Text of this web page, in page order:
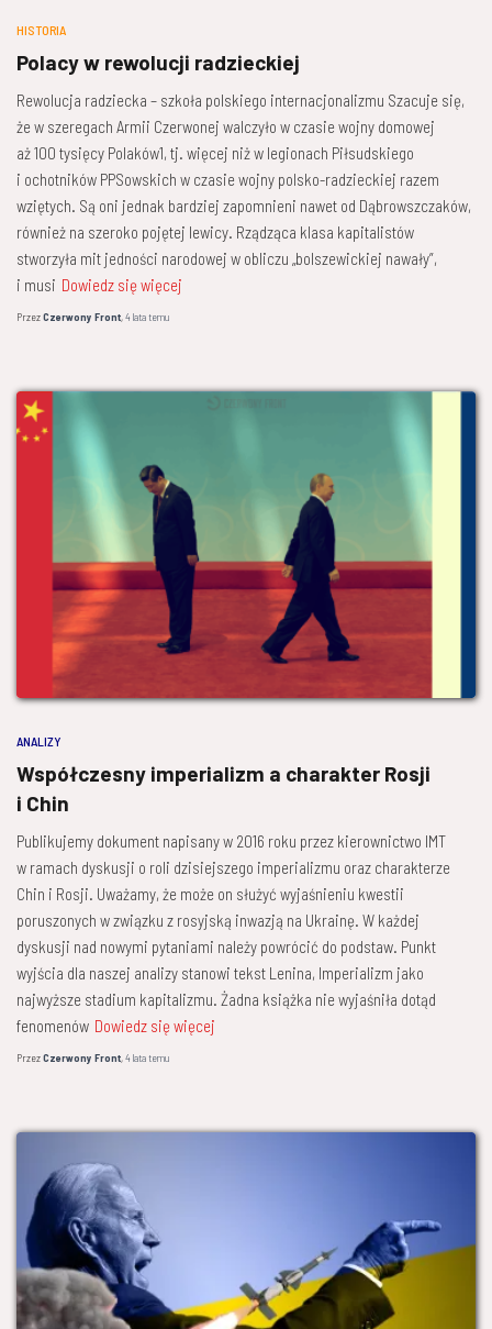
HISTORIA
Polacy w rewolucji radzieckiej
Rewolucja radziecka – szkoła polskiego internacjonalizmu Szacuje się,
że w szeregach Armii Czerwonej walczyło w czasie wojny domowej
aż 100 tysięcy Polaków1, tj. więcej niż w legionach Piłsudskiego
i ochotników PPSowskich w czasie wojny polsko-radzieckiej razem
wziętych. Są oni jednak bardziej zapomnieni nawet od Dąbrowszczaków,
również na szeroko pojętej lewicy. Rządząca klasa kapitalistów
stworzyła mit jedności narodowej w obliczu „bolszewickiej nawały”,
i musi Dowiedz się więcej
PrzezCzerwony Front,4 latatemu
ANALIZY
Współczesny imperializm a charakter Rosji
i Chin
Publikujemy dokument napisany w 2016 roku przez kierownictwo IMT
w ramach dyskusji o roli dzisiejszego imperializmu oraz charakterze
Chin i Rosji. Uważamy, że może on służyć wyjaśnieniu kwestii
poruszonych w związku z rosyjską inwazją na Ukrainę. W każdej
dyskusji nad nowymi pytaniami należy powrócić do podstaw. Punkt
wyjścia dla naszej analizy stanowi tekst Lenina, Imperializm jako
najwyższe stadium kapitalizmu. Żadna książka nie wyjaśniła dotąd
fenomenów Dowiedz się więcej
PrzezCzerwony Front,4 latatemu